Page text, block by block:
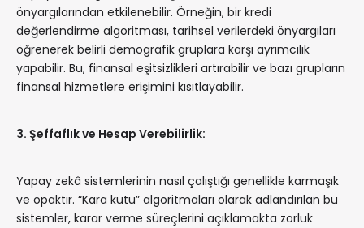
önyargılarından etkilenebilir. Örneğin, bir kredi
değerlendirme algoritması, tarihsel verilerdeki önyargıları
öğrenerek belirli demografik gruplara karşı ayrımcılık
yapabilir. Bu, finansal eşitsizlikleri artırabilir ve bazı grupların
finansal hizmetlere erişimini kısıtlayabilir.
3. Şeffaflık ve Hesap Verebilirlik:
Yapay zekâ sistemlerinin nasıl çalıştığı genellikle karmaşık
ve opaktır. “Kara kutu” algoritmaları olarak adlandırılan bu
sistemler, karar verme süreçlerini açıklamakta zorluk